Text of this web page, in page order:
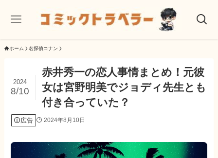
ホーム 名探偵コナン
赤井秀一の恋人事情まとめ！元彼
女は宮野明美でジョディ先生とも
付き合っていた？
2024
8/10
広告 2024年8月10日